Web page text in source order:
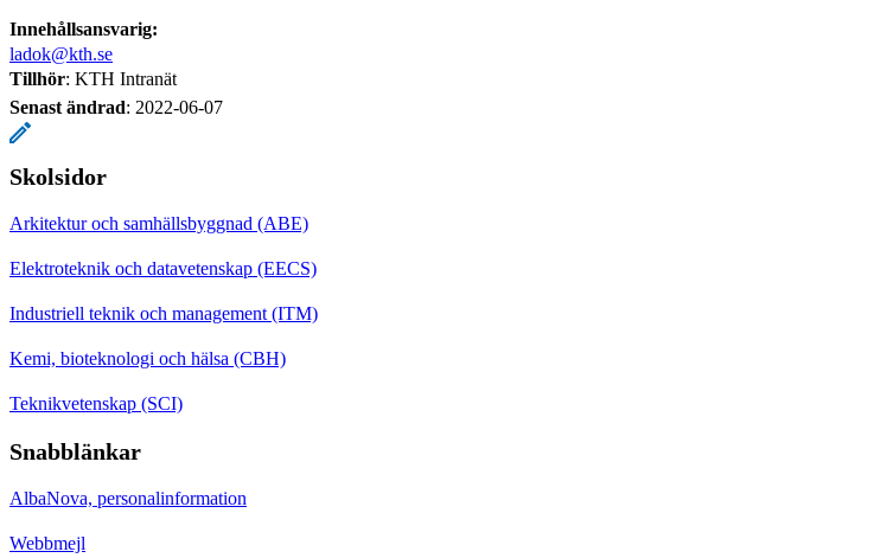
Innehållsansvarig:
ladok@kth.se
Tillhör: KTH Intranät
Senast ändrad: 2022-06-07
Skolsidor
Arkitektur och samhällsbyggnad (ABE)
Elektroteknik och datavetenskap (EECS)
Industriell teknik och management (ITM)
Kemi, bioteknologi och hälsa (CBH)
Teknikvetenskap (SCI)
Snabblänkar
AlbaNova, personalinformation
Webbmejl